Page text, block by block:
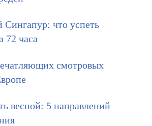
Сингапур: что успеть
72 часа
смотровых
весной: 5 направлений